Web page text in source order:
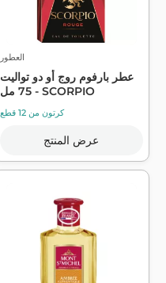
العطور
عطر بارفوم روج أو دو تواليت
75 مل - SCORPIO
كرتون من 12 قطع
عرض المنتج